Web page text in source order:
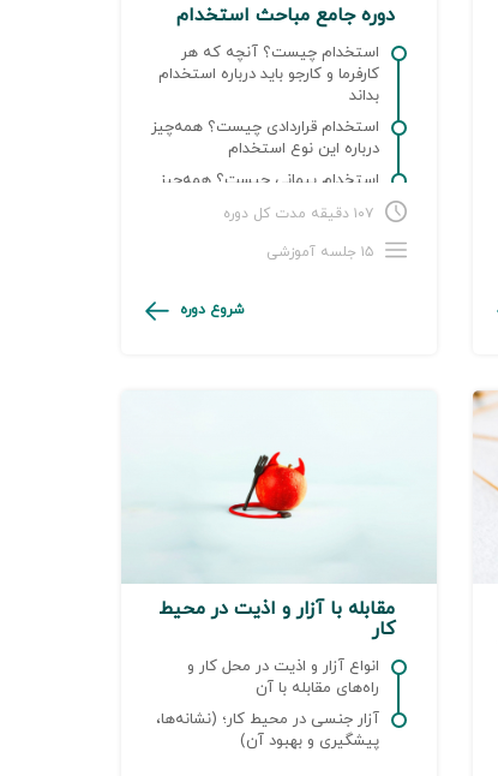
دوره جامع مباحث استخدام
استخدام چیست؟ آنچه که هر
کارفرما و کارجو باید درباره استخدام
بداند
استخدام قراردادی ‌چیست؟ همه‌چیز
درباره این نوع استخدام
استخدام پیمانی چیست؟ همه‌چیز
درباره این نوع استخدام
۱۰۷ دقیقه مدت کل دوره
۱۵ جلسه آموزشی
شروع دوره
مقابله با آزار و اذیت در محیط
کار
انواع آزار و اذیت در محل کار و
راه‌های مقابله با آن
آزار جنسی در محیط کار؛ (نشانه‌ها،
پیشگیری و بهبود آن)